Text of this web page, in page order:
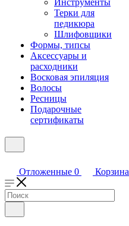
Инструменты
Терки для
педикюра
Шлифовщики
Формы, типсы
Аксессуары и
расходники
Восковая эпиляция
Волосы
Ресницы
Подарочные
сертификаты
Отложенные 0 Корзина